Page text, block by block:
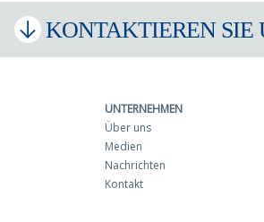
KONTAKTIEREN SIE
UNTERNEHMEN
Über uns
Medien
Nachrichten
Kontakt